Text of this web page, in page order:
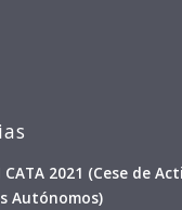
CATA 2021 (Cese de
Autónomos)